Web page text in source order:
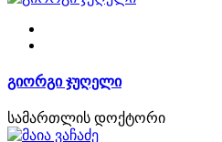
გიორგი ჯუღელი
სამართლის დოქტორი